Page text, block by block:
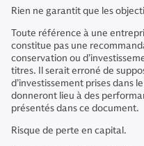
Rien ne garantit que les
Toute référence à une
constitue pas une
conservation ou
titres. Il serait erroné de
d’investissement prises dans
donneront lieu à des
présentés dans ce document.
Risque de perte en capital.